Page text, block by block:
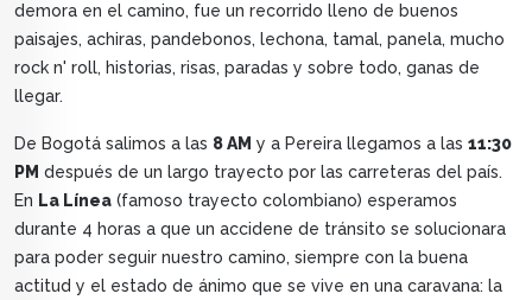
demora en el camino, fue un recorrido lleno de buenos
paisajes, achiras, pandebonos, lechona, tamal, panela, mucho
rock n' roll, historias, risas, paradas y sobre todo, ganas de
llegar.
De Bogotá salimos a las 8 AM y a Pereira llegamos a las 11:30
PM después de un largo trayecto por las carreteras del país.
En La Línea (famoso trayecto colombiano) esperamos
durante 4 horas a que un accidene de tránsito se solucionara
para poder seguir nuestro camino, siempre con la buena
actitud y el estado de ánimo que se vive en una caravana: la